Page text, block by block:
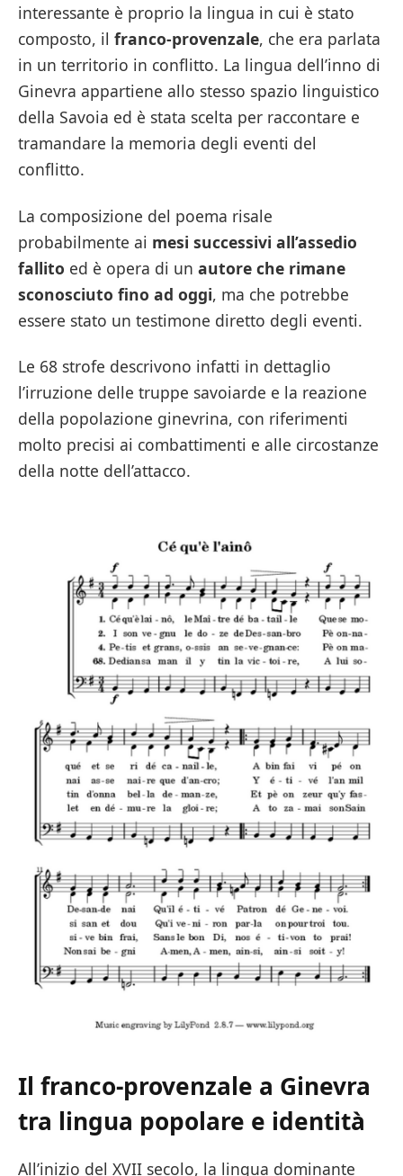
interessante è proprio la lingua in cui è stato
composto, il franco-provenzale, che era parlata
in un territorio in conflitto. La lingua dell’inno di
Ginevra appartiene allo stesso spazio linguistico
della Savoia ed è stata scelta per raccontare e
tramandare la memoria degli eventi del
conflitto.
La composizione del poema risale
probabilmente ai mesi successivi all’assedio
fallito ed è opera di un autore che rimane
sconosciuto fino ad oggi, ma che potrebbe
essere stato un testimone diretto degli eventi.
Le 68 strofe descrivono infatti in dettaglio
l’irruzione delle truppe savoiarde e la reazione
della popolazione ginevrina, con riferimenti
molto precisi ai combattimenti e alle circostanze
della notte dell’attacco.
Il franco-provenzale a Ginevra
tra lingua popolare e identità
All’inizio del XVII secolo, la lingua dominante